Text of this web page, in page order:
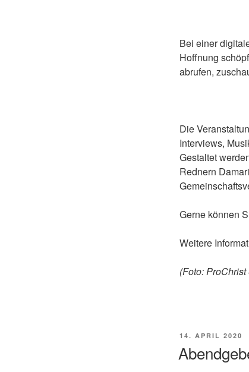
Bei einer
Hoffnung
abrufen,
Die
Interviews,
Gestaltet
Rednern
Gerne können
Weitere
(Foto:
14. APRIL 2020